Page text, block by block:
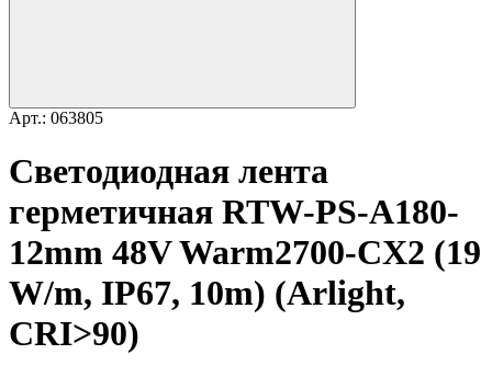
Арт.: 063805
Светодиодная лента
герметичная RTW-PS-A180-
12mm 48V Warm2700-CX2 (19
W/m, IP67, 10m) (Arlight,
CRI>90)